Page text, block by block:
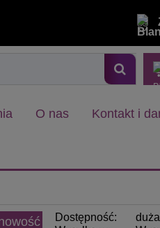
O nas Kontakt i
Dostępność: